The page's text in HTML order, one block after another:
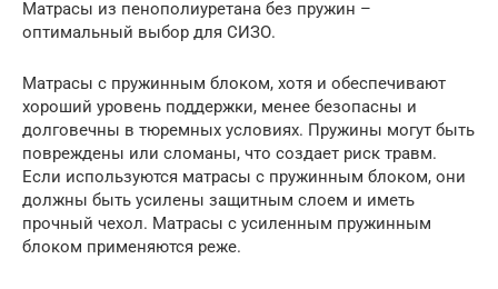
Матрасы из пенополиуретана без пружин –
оптимальный выбор для СИЗО.
Матрасы с пружинным блоком, хотя и обеспечивают
хороший уровень поддержки, менее безопасны и
долговечны в тюремных условиях. Пружины могут быть
повреждены или сломаны, что создает риск травм.
Если используются матрасы с пружинным блоком, они
должны быть усилены защитным слоем и иметь
прочный чехол. Матрасы с усиленным пружинным
блоком применяются реже.